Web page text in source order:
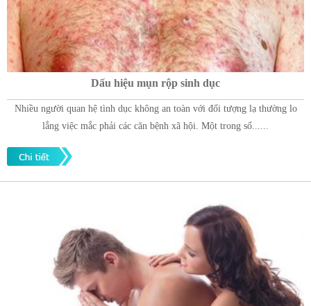
Dấu hiệu mụn rộp sinh dục
Nhiều người quan hệ tình dục không an toàn với đối tượng lạ thường lo
lắng việc mắc phải các căn bệnh xã hội. Một trong số......